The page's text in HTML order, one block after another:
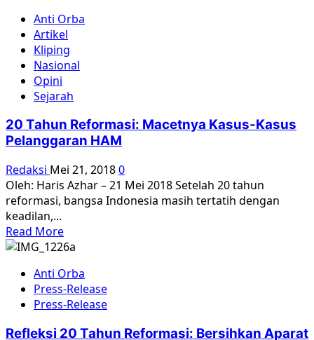
Kisah
Kelam
Jembatan
Cindaga
Anti Orba
Artikel
Kliping
Nasional
Opini
Sejarah
20 Tahun Reformasi: Macetnya Kasus-Kasus
Pelanggaran HAM
Redaksi Mei 21, 20180
Oleh: Haris Azhar – 21 Mei 2018 Setelah 20 tahun
reformasi, bangsa Indonesia masih tertatih dengan
keadilan,...
Read MoreRead
more
20
Tahun
Reformasi:
Anti Orba
Press-Release
Press-Release
Refleksi 20 Tahun Reformasi: Bersihkan Aparat